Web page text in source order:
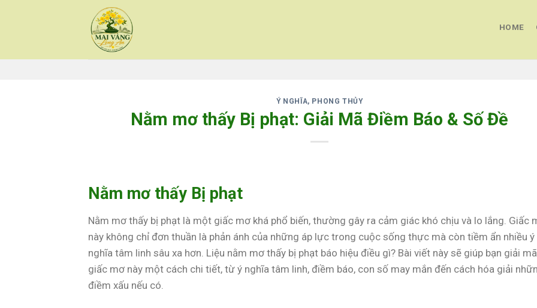
HOME
Ý NGHĨA, PHONG THỦY
Nằm mơ thấy Bị phạt: Giải Mã Điềm Báo & Số Đề
Nằm mơ thấy Bị phạt
Nằm mơ thấy bị phạt là một giấc mơ khá phổ biến, thường gây ra cảm giác khó chịu và lo lắng. Giấc
này không chỉ đơn thuần là phản ánh của những áp lực trong cuộc sống thực mà còn tiềm ẩn nhiều ý
nghĩa tâm linh sâu xa hơn. Liệu nằm mơ thấy bị phạt báo hiệu điều gì? Bài viết này sẽ giúp bạn giải mã
giấc mơ này một cách chi tiết, từ ý nghĩa tâm linh, điềm báo, con số may mắn đến cách hóa giải
điềm xấu nếu có.